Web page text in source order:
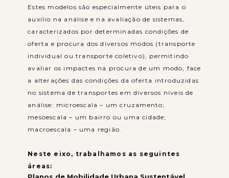
Estes modelos são especialmente úteis para o
auxílio na análise e na avaliação de sistemas,
caracterizados por determinadas condições de
oferta e procura dos diversos modos (transporte
individual ou transporte coletivo), permitindo
avaliar os impactes na procura de um modo, face
a alterações das condições da oferta introduzidas
no sistema de transportes em diversos níveis de
análise: microescala – um cruzamento;
mesoescala – um bairro ou uma cidade;
macroescala – uma região.
Neste eixo, trabalhamos as seguintes
áreas: